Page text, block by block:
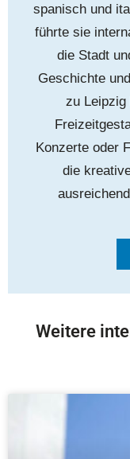
spanisch und
führte sie
die Stadt
Geschichte
zu
Konzerte oder
die
Weitere